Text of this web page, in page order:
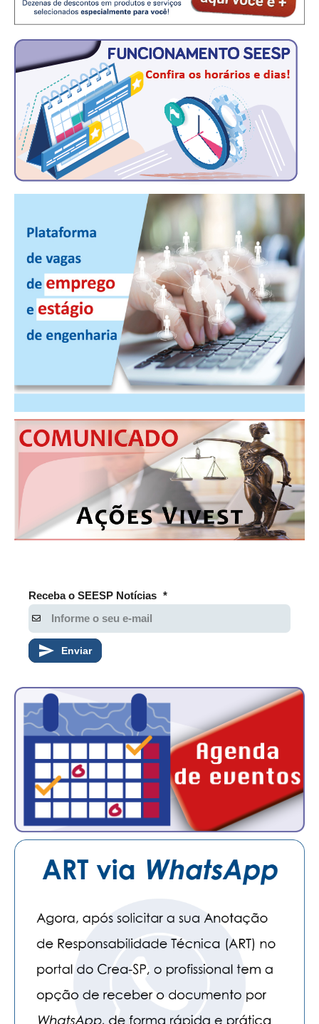
NOTÍCIAS NO WHATSAPP
FOTOS
PUBLICAÇÕES
PUBLICIDADE
MANUAL DE REDAÇÃO
RELEASES
CONTATO
ATUALIZAÇÃO CADASTRAL
NÚCLEO JOVEM
Receba o SEESP Notícias *
Enviar